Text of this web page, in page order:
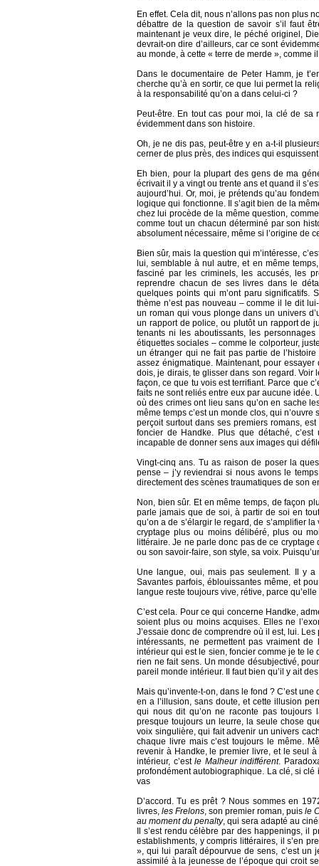
En effet. Cela dit, nous n’allons pas non plus
débattre de la question de savoir s’il faut
maintenant je veux dire, le péché originel,
devrait-on dire d’ailleurs, car ce sont
au monde, à cette « terre de merde », comme
Dans le documentaire de Peter Hamm, je
cherche qu’à en sortir, ce que lui permet la
à la responsabilité qu’on a dans celui-ci ?
Peut-être. En tout cas pour moi, la clé de
évidemment dans son histoire.
Oh, je ne dis pas, peut-être y en a-t-il
cerner de plus près, des indices qui
Eh bien, pour la plupart des gens de ma
écrivait il y a vingt ou trente ans et quand il
aujourd’hui. Or, moi, je prétends qu’au
logique qui fonctionne. Il s’agit bien de la
chez lui procède de la même question,
comme tout un chacun déterminé par son
absolument nécessaire, même si l’origine de
Bien sûr, mais la question qui m’intéresse,
lui, semblable à nul autre, et en même
fasciné par les criminels, les accusés, les
reprendre chacun de ses livres dans le
quelques points qui m’ont paru significatifs.
thème n’est pas nouveau – comme il le dit
un roman qui vous plonge dans un univers
un rapport de police, ou plutôt un rapport de
tenants ni les aboutissants, les
étiquettes sociales – comme le colporteur,
un étranger qui ne fait pas partie de
assez énigmatique. Maintenant, pour
dois, je dirais, te glisser dans son regard.
façon, ce que tu vois est terrifiant. Parce que
faits ne sont reliés entre eux par aucune idée.
où des crimes ont lieu sans qu’on en sache
même temps c’est un monde clos, qui
perçoit surtout dans ses premiers romans,
foncier de Handke. Plus que détaché,
incapable de donner sens aux images qui
Vingt-cinq ans. Tu as raison de poser la
pense – j’y reviendrai si nous avons le
directement des scènes traumatiques de son
Non, bien sûr. Et en même temps, de façon
parle jamais que de soi, à partir de soi en
qu’on a de s’élargir le regard, de s’amplifier
cryptage plus ou moins délibéré, plus ou
littéraire. Je ne parle donc pas de ce
ou son savoir-faire, son style, sa voix.
Une langue, oui, mais pas seulement. Il y
Savantes parfois, éblouissantes même, et
langue reste toujours vive, rétive, parce
C’est cela. Pour ce qui concerne Handke,
soient plus ou moins acquises. Elles ne
J’essaie donc de comprendre où il est, lui.
intéressants, ne permettent pas vraiment
intérieur qui est le sien, foncier comme je te
rien ne fait sens. Un monde désubjectivé,
pareil monde intérieur. Il faut bien qu’il y ait
Mais qu’invente-t-on, dans le fond ? C’est
en a l’illusion, sans doute, et cette illusion
qui nous dit qu’on ne raconte pas
presque toujours un leurre, la seule chose
voix singulière, qui fait advenir un univers
chaque livre mais c’est toujours le même.
revenir à Handke, le premier livre, et le seul
intérieur, c’estle Malheur indifférent.
profondément autobiographique. La clé, si clé
vas
D’accord. Tu es prêt ? Nous sommes en
livres,les Frelons, son premier roman, puisle
au moment du penalty, qui sera adapté au
Il s’est rendu célèbre par des happenings, il
establishments, y compris littéraires, il s’en
», qui lui paraît dépourvue de sens, c’est un
assimilé à la jeunesse de l’époque qui croit